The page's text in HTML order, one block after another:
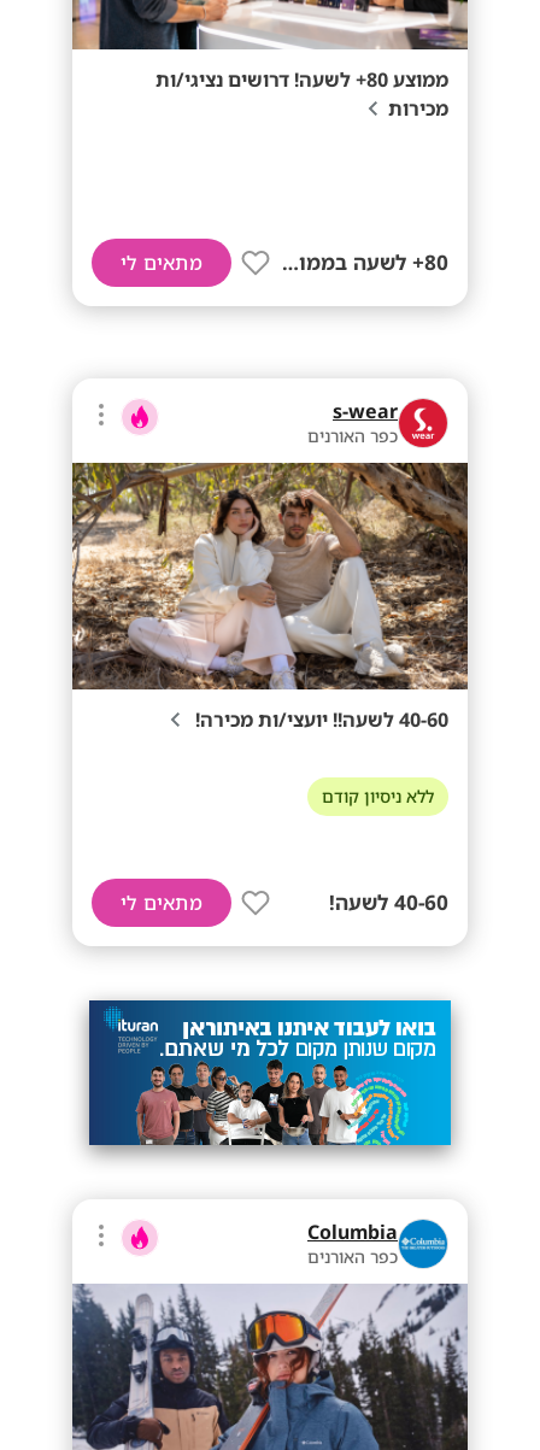
ממוצע 80+ לשעה! דרושים נציגי/ות
מכירות
80+ לשעה בממוצע מתאים לי
s-wear
כפר האורנים
40-60 לשעה!! יועצי/ות מכירה!
ללא ניסיון קודם
40-60 לשעה! מתאים לי
Columbia
כפר האורנים